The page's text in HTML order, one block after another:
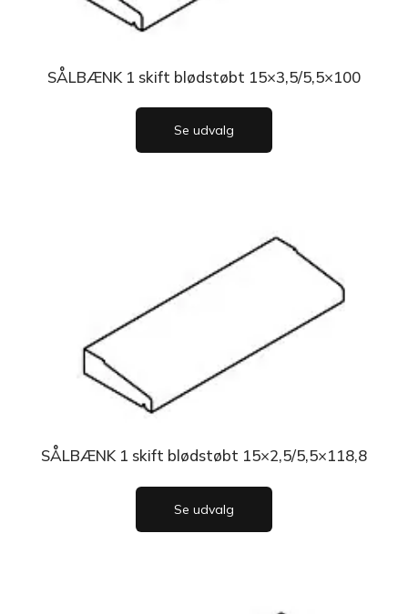
SÅLBÆNK 1 skift blødstøbt 15×3,5/5,5×100
Se udvalg
SÅLBÆNK 1 skift blødstøbt 15×2,5/5,5×118,8
Se udvalg